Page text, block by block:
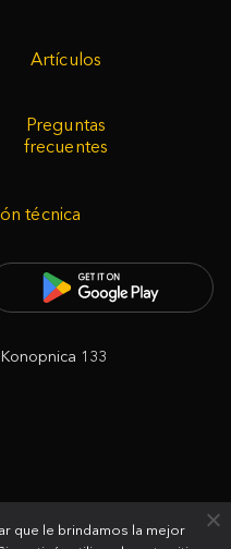
Artículos
Preguntas
frecuentes
técnica
133
que le brindamos la mejor